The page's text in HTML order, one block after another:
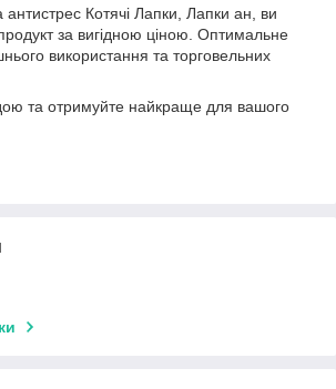
Котячі Лапки, Лапки ан, ви
за вигідною ціною. Оптимальне
використання та торговельних
та отримуйте найкраще для вашого